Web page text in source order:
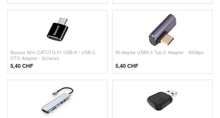
Baseus Mini CATOTG-01 USB-A / USB-C
OTG Adapter - Schwarz
5,40 CHF
90-degree USB4.0 Typ-C Adapter - 40Gbps
5,40 CHF